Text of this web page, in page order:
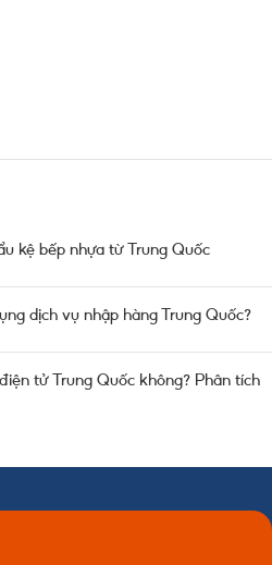
kệ bếp nhựa từ Trung Quốc
dịch vụ nhập hàng Trung Quốc?
tử Trung Quốc không? Phân tích